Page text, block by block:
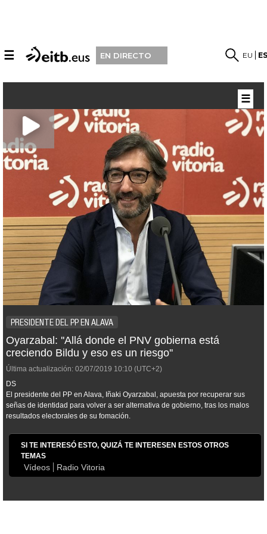
☰ EN DIRECTO EU
PRESIDENTE DEL PP EN ALAVA
Oyarzabal: ''Allá donde el PNV gobierna está
creciendo Bildu y eso es un riesgo''
Última actualización: 02/07/2019 10:10 (UTC+2)
DS
El presidente del PP en Alava, Iñaki Oyarzabal, apuesta por recuperar sus
señas de identidad para volver a ser alternativa de gobierno, tras los malos
resultados electorales de su fomación.
SI TE INTERESÓ ESTO, QUIZÁ TE INTERESEN ESTOS OTROS
TEMAS
Vídeos Radio Vitoria
☰